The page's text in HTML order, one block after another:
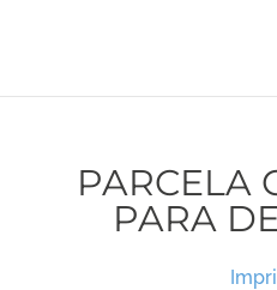
PARCELA
PARA